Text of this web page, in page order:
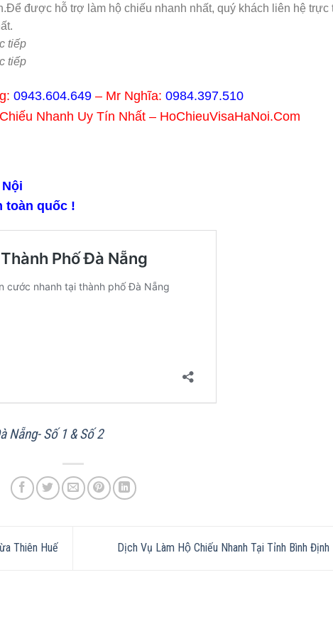
được hỗ trợ làm hộ chiếu nhanh nhất, quý khách liên hệ trực
tiếp
tiếp
0943.604.649– Mr Nghĩa: 0984.397.510
Nhanh Uy Tín Nhất – HoChieuVisaHaNoi.Com
toàn quốc !
Nẵng- Số 1 & Số 2
Thiên Huế Dịch Vụ Làm Hộ Chiếu Nhanh Tại Tỉnh Bình Định